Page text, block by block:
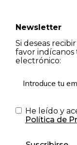
Newsletter
Si deseas
favor
electrónico:
He leído y
Política de